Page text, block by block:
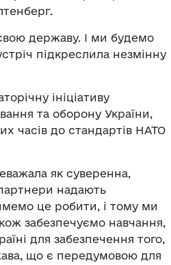
державу. І ми будемо
підкреслила незмінну
ініціативу
та оборону України,
часів до стандартів НАТО
як суверенна,
надають
це робити, і тому ми
забезпечуємо навчання,
для забезпечення того,
що є передумовою для